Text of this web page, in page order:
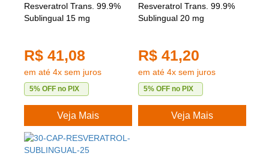
Resveratrol Trans. 99.9%
Sublingual 15 mg
R$ 41,08
em até 4x sem juros
5% OFF no PIX
Veja Mais
Resveratrol Trans. 99.9%
Sublingual 20 mg
R$ 41,20
em até 4x sem juros
5% OFF no PIX
Veja Mais